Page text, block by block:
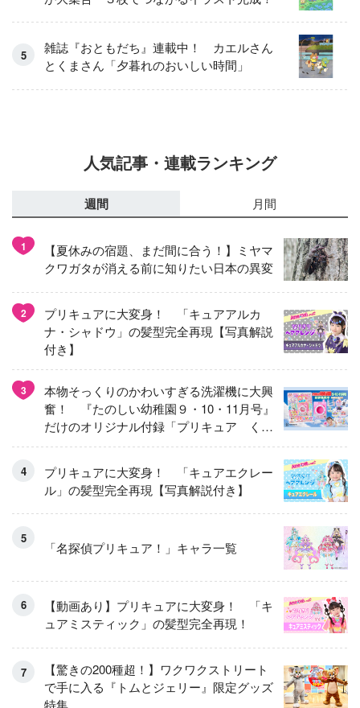
雑誌『おともだち』連載中！ カエルさん
とくまさん「夕暮れのおいしい時間」
人気記事・連載ランキング
週間 月間
1
【夏休みの宿題、まだ間に合う！】ミヤマ
クワガタが消える前に知りたい日本の異変
2
プリキュアに大変身！ 「キュアアルカ
ナ・シャドウ」の髪型完全再現【写真解説
付き】
3
本物そっくりのかわいすぎる洗濯機に大興
奮！ 『たのしい幼稚園９・10・11月号』
だけのオリジナル付録「プリキュア くる
くるせんたくき」
プリキュアに大変身！ 「キュアエクレー
ル」の髪型完全再現【写真解説付き】
「名探偵プリキュア！」キャラ一覧
【動画あり】プリキュアに大変身！ 「キ
ュアミスティック」の髪型完全再現！
【驚きの200種超！】ワクワクストリート
で手に入る『トムとジェリー』限定グッズ
特集